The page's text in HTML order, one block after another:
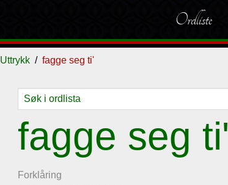
Ordliste
Uttrykk fagge seg ti'
fagge seg ti'
Forklåring